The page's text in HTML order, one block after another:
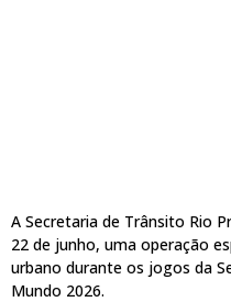
A Secretaria de Trânsito Rio
22 de junho, uma operação
urbano durante os jogos da
Mundo 2026.